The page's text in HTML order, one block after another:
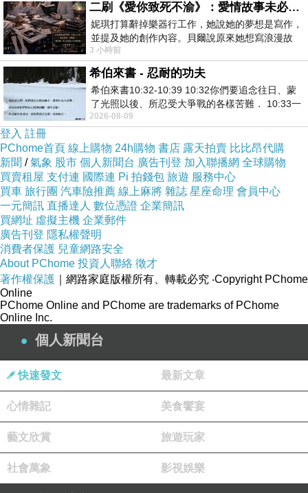
你消失
我消失
他消失
徒餘沒有意義的符號
浪跡天涯
莫知所終
上一篇：凌晨 2:31分——記不寧腿
下一篇：失眠
二刷《愛你致死不渝》：愛情故事未必是浪漫故事
妮琪打算辭掉樂器行工作，她說她的夢想是寫作，
並提及她的創作內容。貝爾說原來她想寫浪漫故
事，妮琪回應：「不是浪漫故事，是愛情
3 小時前
希伯來書 - 忍耐的功夫
希伯來書10:32-10:39 10:32你們要追念往日、蒙
了光照以後、所忍受大爭戰的各樣苦難． 10:33一
面被毀謗、遭患難、成了戲景、叫眾人
2026-08-09
登入 註冊
PChome首頁 線上購物 24h購物 書店 露天拍賣 比比昂代購
新聞 /氣象 股市 個人新聞台 廣告刊登 加入聯播網 全球購物
買賣租屋 支付連 國際連 Pi 拍錢包 旅遊 服務中心
買車 旅行團 汽車險推薦 線上麻將 雜誌 星座命理 會員中心
一元簡訊 直播達人 數位憑證 企業簡訊
買網址 虛擬主機 企業郵件
廣告刊登 隱私權聲明
消費者保護 兒童網路安全
About PChome 投資人聯絡 徵才
著作權保護 ｜網路家庭版權所有、轉載必究 ‧Copyright PChome
Online
PChome Online and PChome are trademarks of PChome
Online Inc.
個人新聞台
快速發文 最新文章
心情雜記 美食饗宴
藝文欣賞 旅遊玩家
社會萬象 影視娛樂